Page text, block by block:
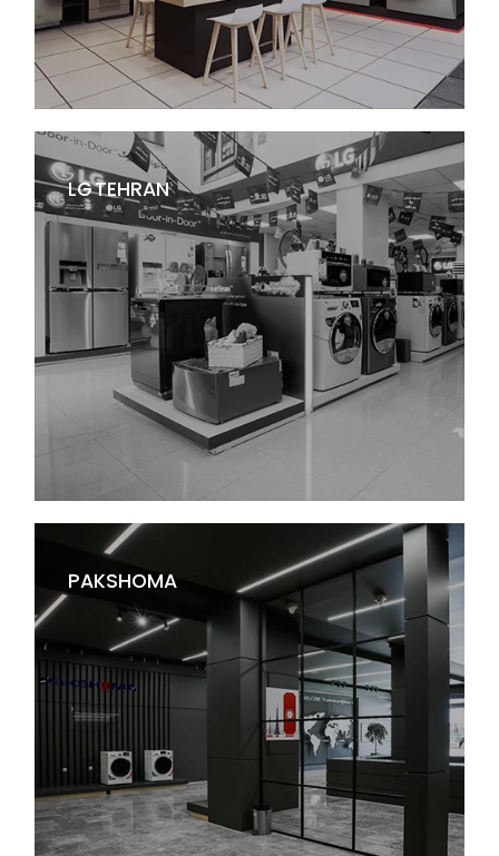
برندشاپ و دکوراسیون فروشگاهی دوو تهران
LG TEHRAN
دکوراسیون فروشگاهی و برندشاپ ال جی تهران
PAKSHOMA